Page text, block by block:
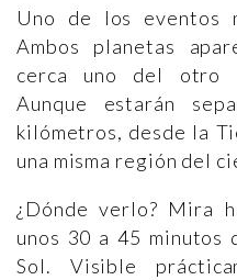
Uno de los eventos
Ambos planetas
cerca uno del otro
Aunque estarán
kilómetros, desde la
una misma región del
¿Dónde verlo? Mira
unos 30 a 45 minutos
Sol. Visible